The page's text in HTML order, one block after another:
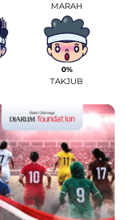
MARAH
0%
TAKJUB